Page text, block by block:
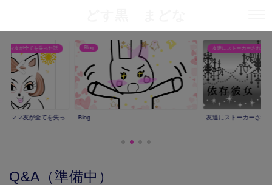
ママ友が全てを失った話
りママ友が全てを失っ
Blog
Blog
友達にストーカーされた話
友達にストーカーされ
Q&A（準備中）